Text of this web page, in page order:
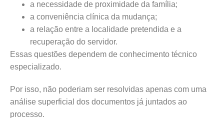
a necessidade de proximidade da família;
a conveniência clínica da mudança;
a relação entre a localidade pretendida e a
recuperação do servidor.
Essas questões dependem de conhecimento técnico
especializado.
Por isso, não poderiam ser resolvidas apenas com uma
análise superficial dos documentos já juntados ao
processo.